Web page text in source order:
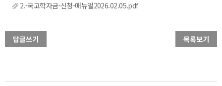
2.-국고학자금-신청-매뉴얼2026.02.05.pdf
답글쓰기 목록보기